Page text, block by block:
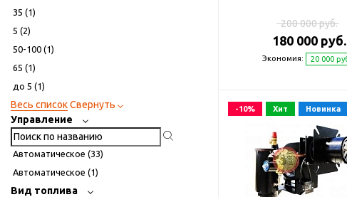
35 (1)
5 (2)
50-100 (1)
65 (1)
до 5 (1)
Весь списокСвернуть
Управление
Автоматическое (33)
Автоматическое (1)
Вид топлива
200 000 руб.
180 000 руб.
Экономия: 20 000
-10% Хит Новинка